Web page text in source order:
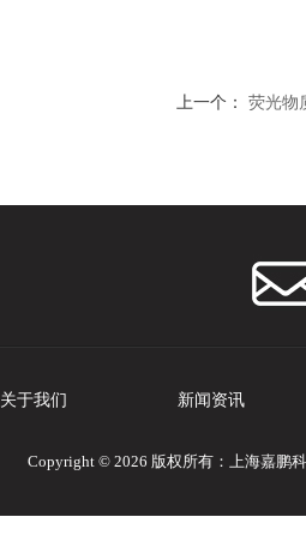
上一个： 荧光物
关于我们 新闻资讯
Copyright © 2026 版权所有：上海嘉鹏